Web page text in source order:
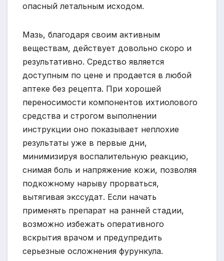
опасный летальным исходом.
Мазь, благодаря своим активным
веществам, действует довольно скоро и
результативно. Средство является
доступным по цене и продается в любой
аптеке без рецепта. При хорошей
переносимости компонентов ихтиолового
средства и строгом выполнении
инструкции оно показывает неплохие
результаты уже в первые дни,
минимизируя воспалительную реакцию,
снимая боль и напряжение кожи, позволяя
подкожному нарыву прорваться,
вытягивая экссудат. Если начать
применять препарат на ранней стадии,
возможно избежать оперативного
вскрытия врачом и предупредить
серьезные осложнения фурункула.